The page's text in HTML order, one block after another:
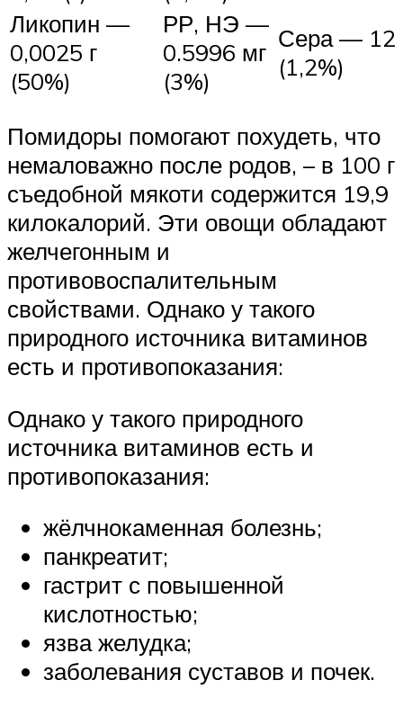
Ликопин —
0,0025 г
(50%)
РР, НЭ —
0.5996 мг
(3%)
Сера — 12
(1,2%)
Помидоры помогают похудеть, что
немаловажно после родов, – в 100 г
съедобной мякоти содержится 19,9
килокалорий. Эти овощи обладают
желчегонным и
противовоспалительным
свойствами. Однако у такого
природного источника витаминов
есть и противопоказания:
Однако у такого природного
источника витаминов есть и
противопоказания:
жёлчнокаменная болезнь;
панкреатит;
гастрит с повышенной
кислотностью;
язва желудка;
заболевания суставов и почек.